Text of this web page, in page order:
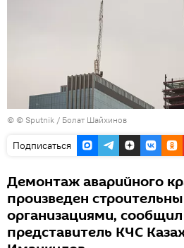
© © Sputnik / Болат Шайхинов
Подписаться
Демонтаж аварийного
произведен
организациями,
представитель КЧС